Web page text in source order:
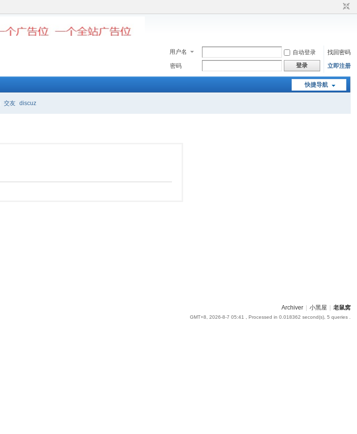
用户名 自动登录
找回密码
密码
登录 立即注册
快捷导航
交友 discuz
Archiver 小黑屋 老鼠窝
GMT+8, 2026-8-7 05:41 , Processed in 0.018362 second(s), 5 queries .